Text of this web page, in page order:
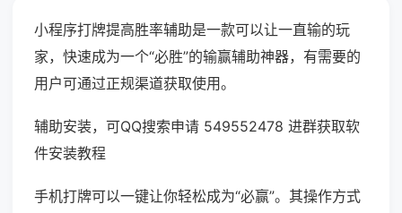
小程序打牌提高胜率辅助是一款可以让一直输的玩
家，快速成为一个“必胜”的输赢辅助神器，有需要的
用户可通过正规渠道获取使用。
辅助安装，可QQ搜索申请 549552478 进群获取软
件安装教程
手机打牌可以一键让你轻松成为“必赢”。其操作方式